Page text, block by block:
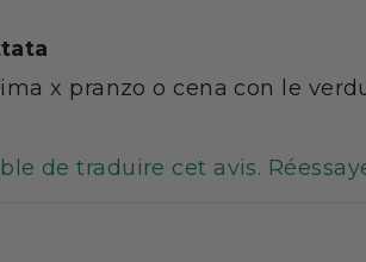
x pranzo o cena con le
de traduire cet avis.